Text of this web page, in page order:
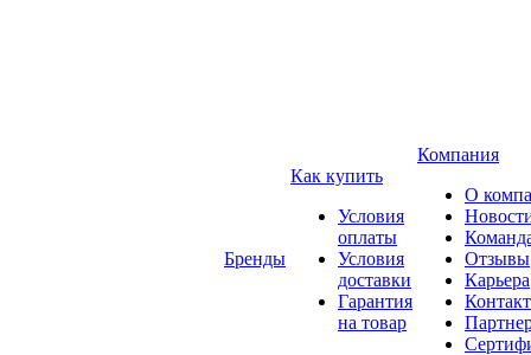
Бренды
Как купить
Условия
оплаты
Условия
доставки
Гарантия
на товар
Компания
О
Отзывы
Карьера